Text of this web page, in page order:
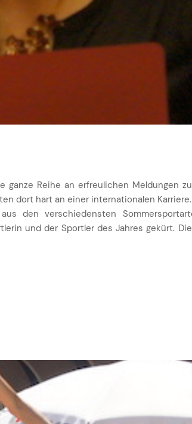
Reihe an erfreulichen Meldungen
dort hart an einer internationalen
den verschiedensten
und der Sportler des Jahres gekürt.